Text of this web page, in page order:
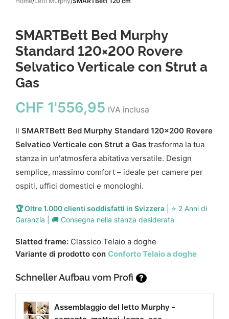
SMARTBett Bed Murphy
Standard 120×200 Rovere
Selvatico Verticale con Strut a
Gas
CHF 1'556,95 IVA inclusa
Il SMARTBett Bed Murphy Standard 120x200 Rovere
Selvatico Verticale con Strut a Gas trasforma la tua
stanza in un'atmosfera abitativa versatile. Design
semplice, massimo comfort – ideale per camere per
ospiti, uffici domestici e monologhi.
🏆 Oltre 1.000 clienti soddisfatti in Svizzera | ⭐ 2 Anni di
Garanzia | 🚚 Consegna nella stanza desiderata
Slatted frame: Classico Telaio a doghe
Variante di prodotto con Conforto Telaio a doghe
Schneller Aufbau vom Profi ?
Assemblaggio del letto Murphy -